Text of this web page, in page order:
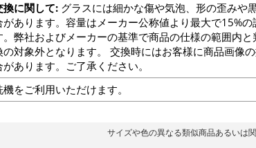
換に関して:グラスには細かな傷や気泡、形の歪みや
があります。容量はメーカー公称値より最大で15%
。弊社およびメーカーの基準で商品の仕様の範囲内と
の対象外となります。 交換時にはお客様に商品画像
あります。ご了承ください。
をご利用いただけます。
サイズや色の異なる類似商品あるいは